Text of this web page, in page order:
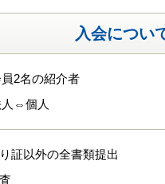
入会につい
員2名の紹介者
人⇔個人
証以外の全書類提出